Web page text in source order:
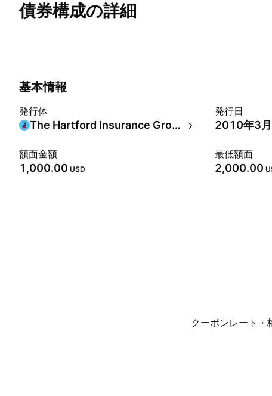
債券構成の詳細
基本情報
発行体
The Hartford Insurance Group, Inc.
発行日
2010年3
額面金額
1,000.00 USD
最低額面
2,000.00
クーポンレート・